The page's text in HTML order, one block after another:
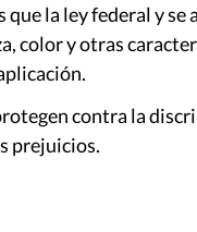
la ley federal y se
color y otras
contra la
prejuicios.